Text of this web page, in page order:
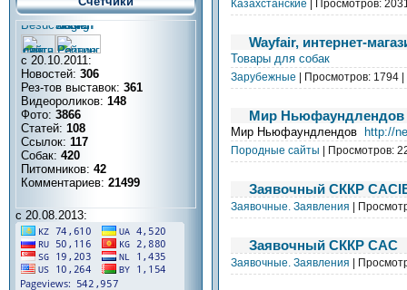
с 20.10.2011:
Новостей: 306
Рез-тов выставок: 361
Видеороликов: 148
Фото: 3866
Статей: 108
Ссылок: 117
Собак: 420
Питомников: 42
Комментариев: 21499
с 20.08.2013:
Казахстанские | Просмотров:
Wayfair, интернет-
Товары для собак
Зарубежные | Просмотров: 1794
Мир Ньюфаундлендов
Мир Ньюфаундлендов http://
Породные сайты | Просмотров:
Заявочный СККР
Заявочные. Заявления |
Заявочный СККР САС
Заявочные. Заявления |